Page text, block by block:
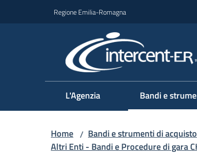
Regione Emilia-Romagna
L'Agenzia Bandi e
Home / Bandi e strumenti di acquisto
Altri Enti - Bandi e Procedure di gara